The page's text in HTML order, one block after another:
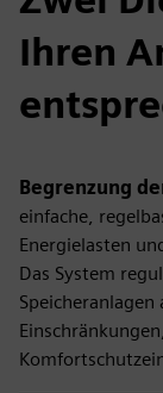
Ihren
Begrenzung
einfache,
Energielasten
Das System